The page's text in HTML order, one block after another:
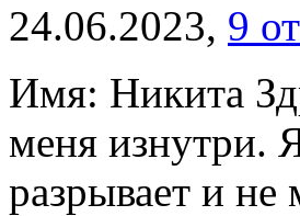
24.06.2023, 9
Имя: Никита
меня изнутри.
разрывает и не